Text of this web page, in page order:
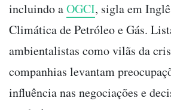
incluindo aOGCI, sigla em
Climática de Petróleo e Gás.
ambientalistas como vilãs da
companhias levantam
influência nas negociações e